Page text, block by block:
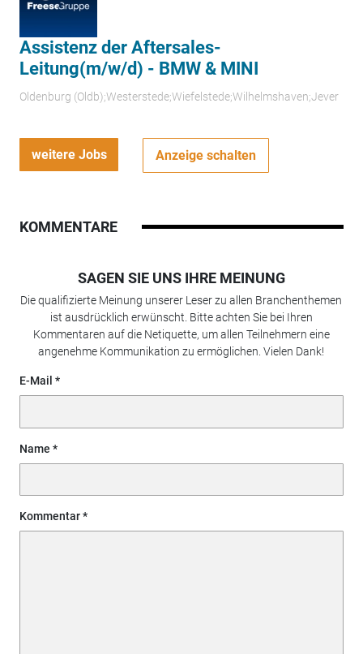
Assistenz der Aftersales-
Leitung(m/w/d) - BMW & MINI
Oldenburg (Oldb);Westerstede;Wiefelstede;Wilhelmshaven;Jever
weitere Jobs Anzeige schalten
KOMMENTARE
SAGEN SIE UNS IHRE MEINUNG
Die qualifizierte Meinung unserer Leser zu allen Branchenthemen
ist ausdrücklich erwünscht. Bitte achten Sie bei Ihren
Kommentaren auf die Netiquette, um allen Teilnehmern eine
angenehme Kommunikation zu ermöglichen. Vielen Dank!
E-Mail
Name
Kommentar